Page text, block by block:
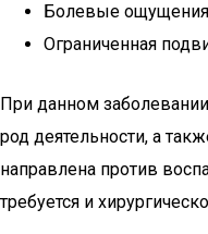
Болевые
Ограниченная
При данном
род деятельности, а
направлена против
требуется и